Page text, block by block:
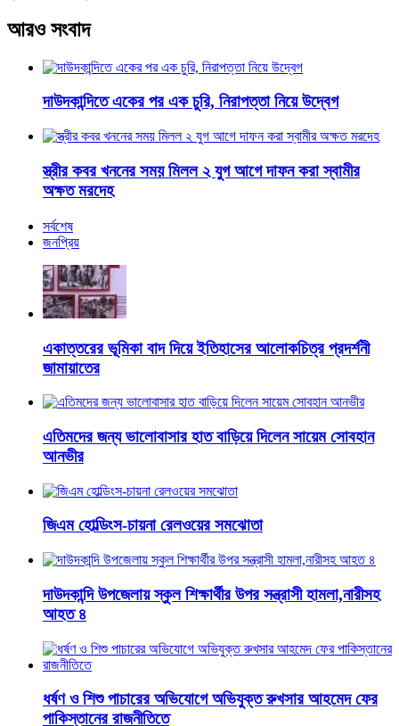
আরও সংবাদ
দাউদকান্দিতে একের পর এক চুরি, নিরাপত্তা নিয়ে উদ্বেগ
স্ত্রীর কবর খননের সময় মিলল ২ যুগ আগে দাফন করা স্বামীর
অক্ষত মরদেহ
সর্বশেষ
জনপ্রিয়
একাত্তরের ভূমিকা বাদ দিয়ে ইতিহাসের আলোকচিত্র প্রদর্শনী
জামায়াতের
এতিমদের জন্য ভালোবাসার হাত বাড়িয়ে দিলেন সায়েম সোবহান
আনভীর
জিএম হোল্ডিংস-চায়না রেলওয়ের সমঝোতা
দাউদকান্দি উপজেলায় স্কুল শিক্ষার্থীর উপর সন্ত্রাসী হামলা,নারীসহ
আহত ৪
ধর্ষণ ও শিশু পাচারের অভিযোগে অভিযুক্ত রুখসার আহমেদ ফের
পাকিস্তানের রাজনীতিতে